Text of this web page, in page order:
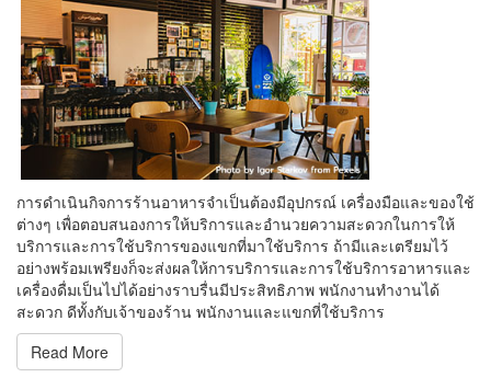
การดำเนินกิจการร้านอาหารจำเป็นต้องมีอุปกรณ์ เครื่องมือและของใช้
ต่างๆ เพื่อตอบสนองการให้บริการและอำนวยความสะดวกในการให้
บริการและการใช้บริการของแขกที่มาใช้บริการ ถ้ามีและเตรียมไว้
อย่างพร้อมเพรียงก็จะส่งผลให้การบริการและการใช้บริการอาหารและ
เครื่องดื่มเป็นไปได้อย่างราบรื่นมีประสิทธิภาพ พนักงานทำงานได้
สะดวก ดีทั้งกับเจ้าของร้าน พนักงานและแขกที่ใช้บริการ
Read More